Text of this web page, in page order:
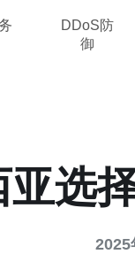
DDoS防
御
选
2025